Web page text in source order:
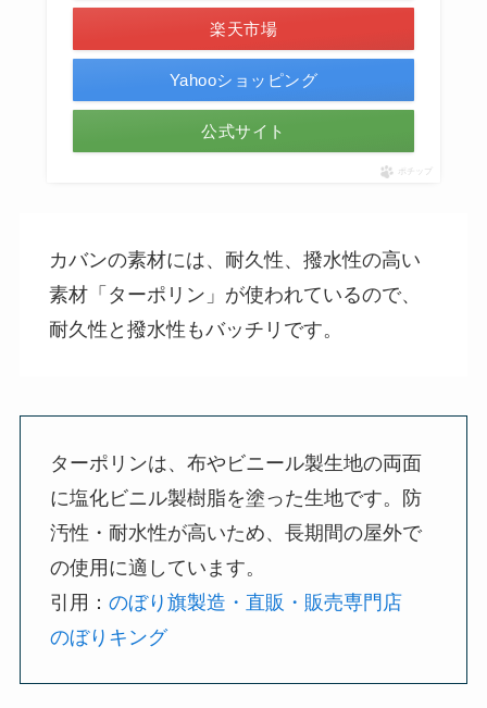
楽天市場
Yahooショッピング
公式サイト
ポチップ
カバンの素材には、耐久性、撥水性の高い
素材「ターポリン」が使われているので、
耐久性と撥水性もバッチリです。
ターポリンは、布やビニール製生地の両面
に塩化ビニル製樹脂を塗った生地です。防
汚性・耐水性が高いため、長期間の屋外で
の使用に適しています。
引用： のぼり旗製造・直販・販売専門店
のぼりキング